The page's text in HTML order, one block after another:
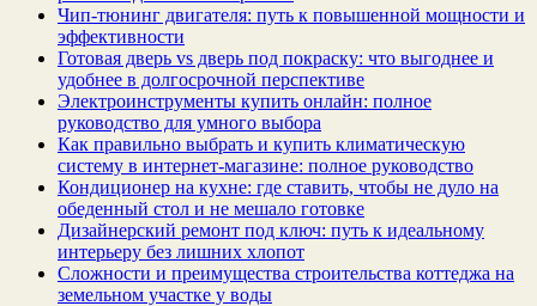
Чип‑тюнинг двигателя: путь к повышенной мощности и
эффективности
Готовая дверь vs дверь под покраску: что выгоднее и
удобнее в долгосрочной перспективе
Электроинструменты купить онлайн: полное
руководство для умного выбора
Как правильно выбрать и купить климатическую
систему в интернет‑магазине: полное руководство
Кондиционер на кухне: где ставить, чтобы не дуло на
обеденный стол и не мешало готовке
Дизайнерский ремонт под ключ: путь к идеальному
интерьеру без лишних хлопот
Сложности и преимущества строительства коттеджа на
земельном участке у воды